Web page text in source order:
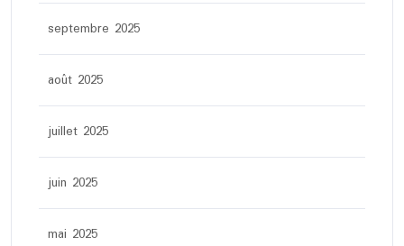
septembre 2025
août 2025
juillet 2025
juin 2025
mai 2025